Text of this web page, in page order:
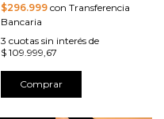
$296.999con Transferencia
Bancaria
3 cuotas sin interés de
$ 109.999,67
Comprar